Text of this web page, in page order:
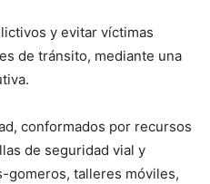
y evitar víctimas
de tránsito, mediante una
conformados por recursos
de seguridad vial y
gomeros, talleres móviles,